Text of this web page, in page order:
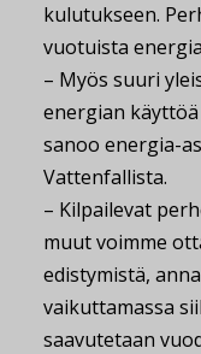
kulutukseen.
vuotuista
– Myös suuri
energian
sanoo energia-
Vattenfallista.
– Kilpailevat
muut voimme
edistymistä,
vaikuttamassa
saavutetaan